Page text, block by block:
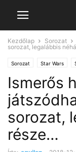
Kezdőlap Sorozat
sorozat, legalábbis
Sorozat Star Wars
Ismerős
sorozat,
része…